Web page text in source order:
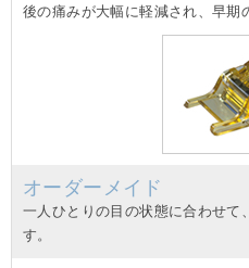
後の痛みが大幅に軽減され、早期
オーダーメイド
一人ひとりの目の状態に合わせて
す。